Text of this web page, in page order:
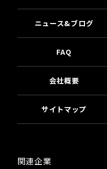
ニュース&ブログ
FAQ
会社概要
サイトマップ
関連企業